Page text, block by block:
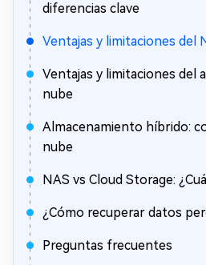
diferencias clave
Ventajas y limitaciones del
Ventajas y limitaciones del
nube
Almacenamiento híbrido:
nube
NAS vs Cloud Storage:
¿Cómo recuperar datos
Preguntas frecuentes